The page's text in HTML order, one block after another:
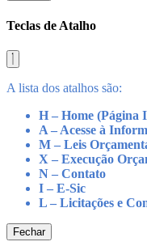
Teclas de Atalho
A lista dos atalhos são:
H – Home (Página
A – Acesse à
M – Leis
X – Execução
N – Contato
I – E-Sic
L – Licitações e
Fechar